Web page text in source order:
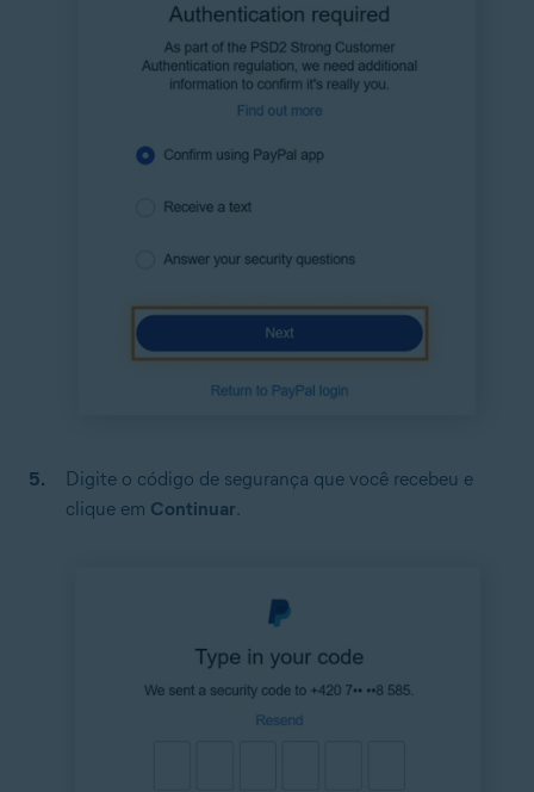
Digite o código de segurança que você recebeu e
clique em Continuar.